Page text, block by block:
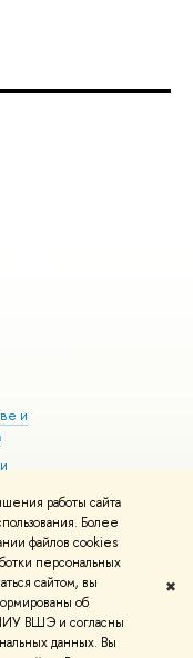
работы сайта
Более
файлов cookies
персональных
сайтом, вы
об
ВШЭ и согласны
данных. Вы
✖
и
Условия использования
Карта сайта